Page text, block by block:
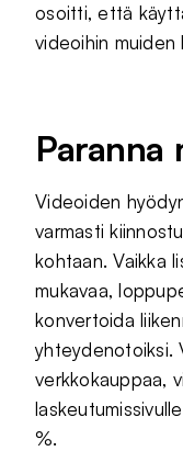
osoitti, että
videoihin muiden
Paranna
Videoiden
varmasti
kohtaan. Vaikka
mukavaa,
konvertoida
yhteydenotoiksi.
verkkokauppaa,
%.